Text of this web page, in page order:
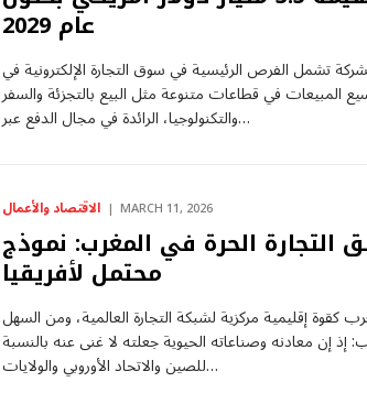
عام 2029
تشمل الفرص الرئيسية في سوق التجارة الإلكترونية في
المبيعات في قطاعات متنوعة مثل البيع بالتجزئة والسفر
والتكنولوجيا، الرائدة في مجال الدفع عبر…
الاقتصاد والأعمال MARCH 11, 2026
التجارة الحرة في المغرب: نموذج
محتمل لأفريقيا
كقوة إقليمية مركزية لشبكة التجارة العالمية، ومن السهل
إذ إن معادنه وصناعاته الحيوية جعلته لا غنى عنه بالنسبة
للصين والاتحاد الأوروبي والولايات…